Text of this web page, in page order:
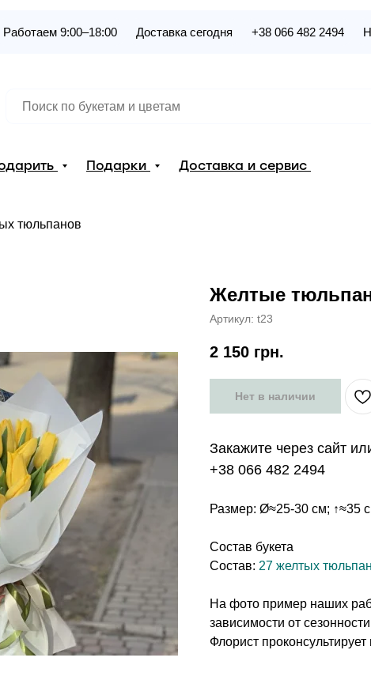
Работаем 9:00–18:00 Доставка сегодня +38 066 482 2494
Подарки Доставка и сервис
тюльпанов
Желтые
Артикул: t23
2 150 грн.
Нет в наличии
Закажите через сайт
+38 066 482 2494
Размер: Ø≈25-30 см; ↑≈35
Состав букета
Состав: 27 желтых
На фото пример наших
зависимости от
Флорист